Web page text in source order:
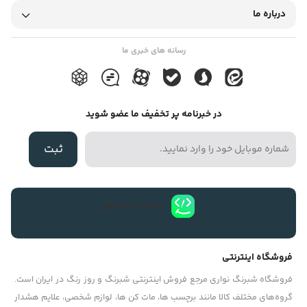
نوار چسب سلولزی چیست؟
نوار چسب سلولزی یک فیلم شفاف یا نیمه‌ شفاف از استات سلولز
است که با یک چسب مبتنی بر حلال (رزین/لاستیک) یا چسب
آکریلیک پوشانده شده است.
شناخته می‌شود، یک چسب همه‌کاره با کاربردهای فراوان است. از
بسته‌بندی هدایا گرفته تا چسباندن پوستر روی دیوار، امکان
ساده یک قهرمان ناشناخته محسوب می‌شود.
درباره ما
رسانه های خبری ما
در خبرنامه پر تخفیف ما عضو شوید
ثبت
فروشگاه اینترنتی
فروشگاه شبرنگ نواری مرجع فروش اینترنتی شبرنگ و روز رنگ در ایران است.
گروه‏‏‌های مختلف کالا مانند برچسب ها، مات کن ها، لوازم شخصی، علایم هشدار